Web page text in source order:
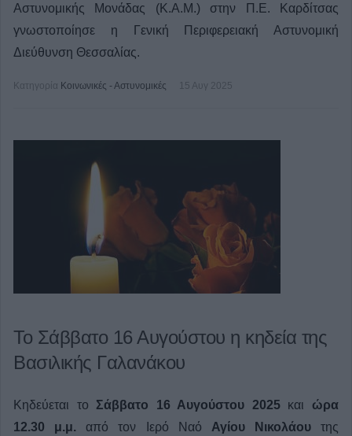
Αστυνομικής Μονάδας (Κ.Α.Μ.) στην Π.Ε. Καρδίτσας
γνωστοποίησε η Γενική Περιφερειακή Αστυνομική
Διεύθυνση Θεσσαλίας.
Κατηγορία Κοινωνικές - Αστυνομικές 15 Αυγ 2025
Το Σάββατο 16 Αυγούστου η κηδεία της
Βασιλικής Γαλανάκου
Κηδεύεται το Σάββατο 16 Αυγούστου 2025 και ώρα
12.30 μ.μ. από τον Ιερό Ναό Αγίου Νικολάου της